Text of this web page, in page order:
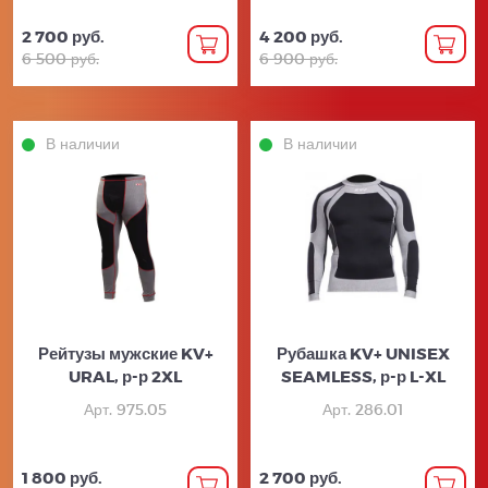
2 700 руб.
6 500 руб.
4 200 руб.
6 900 руб.
В наличии
Рейтузы мужские KV+
URAL, р-р 2XL
Арт. 975.05
1 800 руб.
В наличии
Рубашка KV+ UNISEX
SEAMLESS, р-р L-XL
Арт. 286.01
2 700 руб.